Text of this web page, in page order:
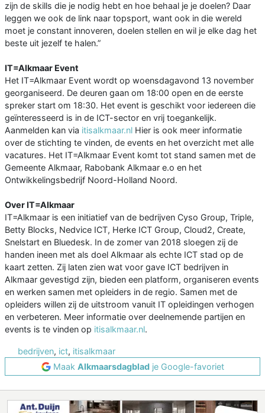
zijn de skills die je nodig hebt en hoe behaal je je doelen? Daar
leggen we ook de link naar topsport, want ook in die wereld
moet je constant innoveren, doelen stellen en wil je elke dag het
beste uit jezelf te halen.”
IT=Alkmaar Event
Het IT=Alkmaar Event wordt op woensdagavond 13 november
georganiseerd. De deuren gaan om 18:00 open en de eerste
spreker start om 18:30. Het event is geschikt voor iedereen die
geïnteresseerd is in de ICT-sector en vrij toegankelijk.
Aanmelden kan via itisalkmaar.nl Hier is ook meer informatie
over de stichting te vinden, de events en het overzicht met alle
vacatures. Het IT=Alkmaar Event komt tot stand samen met de
Gemeente Alkmaar, Rabobank Alkmaar e.o en het
Ontwikkelingsbedrijf Noord-Holland Noord.
Over IT=Alkmaar
IT=Alkmaar is een initiatief van de bedrijven Cyso Group, Triple,
Betty Blocks, Nedvice ICT, Herke ICT Group, Cloud2, Create,
Snelstart en Bluedesk. In de zomer van 2018 sloegen zij de
handen ineen met als doel Alkmaar als echte ICT stad op de
kaart zetten. Zij laten zien wat voor gave ICT bedrijven in
Alkmaar gevestigd zijn, bieden een platform, organiseren events
en werken samen met opleiders in de regio. Samen met de
opleiders willen zij de uitstroom vanuit IT opleidingen verhogen
en verbeteren. Meer informatie over deelnemende partijen en
events is te vinden op itisalkmaar.nl.
bedrijven, ict, itisalkmaar
Maak Alkmaarsdagbladje Google-favoriet